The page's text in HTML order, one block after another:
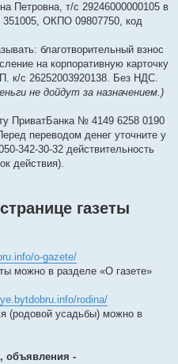
Петровна, т/с 29246000000105 в
ОКПО 09807750, код
благотворительный взнос
на корпоративную карточку
к/с 26252003920138. Без НДС.
не дойдут за назначением.)
ПриватБанка № 4149 6258 0190
переводом денег уточните у
342-30-32 действительность
действия).
газеты
o-gazete/
можно в разделе «О газете»
rodina/
(родовой усадьбы) можно в
объявления -